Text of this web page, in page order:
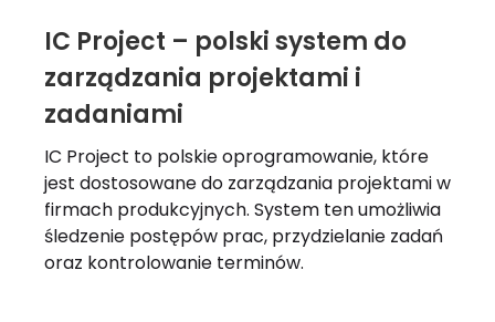
IC Project – polski system do
zarządzania projektami i
zadaniami
IC Project to polskie oprogramowanie, które
jest dostosowane do zarządzania projektami w
firmach produkcyjnych. System ten umożliwia
śledzenie postępów prac, przydzielanie zadań
oraz kontrolowanie terminów.